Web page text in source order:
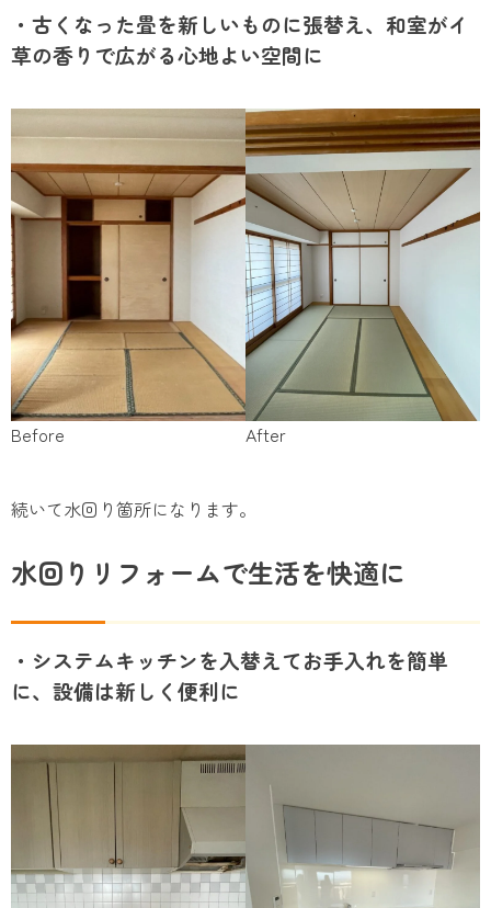
・古くなった畳を新しいものに張替え、和室がイ
草の香りで広がる心地よい空間に
Before After
続いて水回り箇所になります。
水回りリフォームで生活を快適に
・システムキッチンを入替えてお手入れを簡単
に、設備は新しく便利に